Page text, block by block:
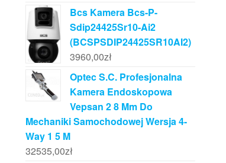
Bcs Kamera Bcs-P-
Sdip24425Sr10-Ai2
(BCSPSDIP24425SR10AI2)
3960,00zł
Optec S.C. Profesjonalna
Kamera Endoskopowa
Vepsan 2 8 Mm Do
Mechaniki Samochodowej Wersja 4-
Way 1 5 M
32535,00zł